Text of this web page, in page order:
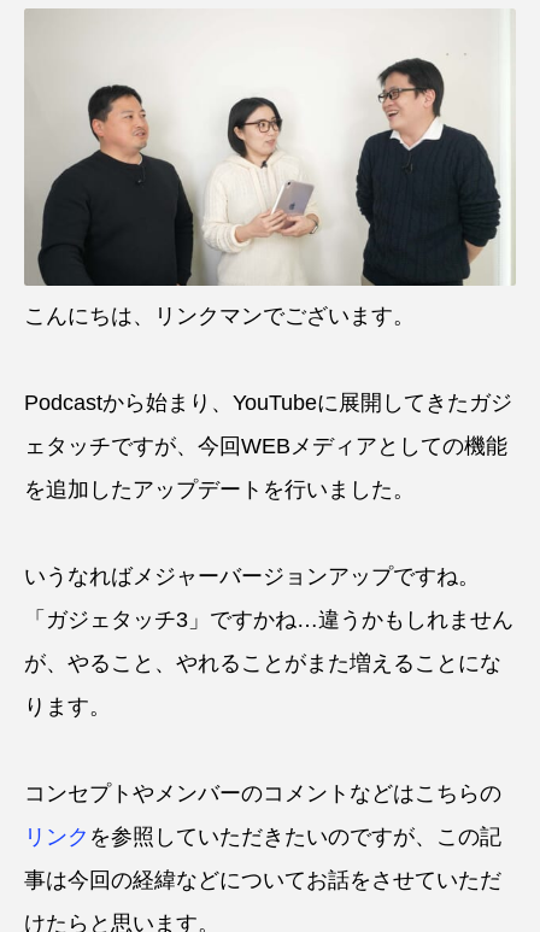
こんにちは、リンクマンでございます。
Podcastから始まり、YouTubeに展開してきたガジ
ェタッチですが、今回WEBメディアとしての機能
を追加したアップデートを行いました。
いうなればメジャーバージョンアップですね。
「ガジェタッチ3」ですかね…違うかもしれません
が、やること、やれることがまた増えることにな
ります。
コンセプトやメンバーのコメントなどはこちらの
リンク を参照していただきたいのですが、この記
事は今回の経緯などについてお話をさせていただ
けたらと思います。